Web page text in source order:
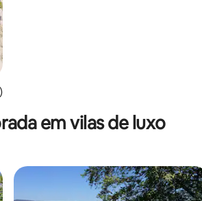
avaliação média de 5, 30 avaliações
em vilas de luxo